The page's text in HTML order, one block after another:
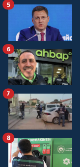
5
6
7
8